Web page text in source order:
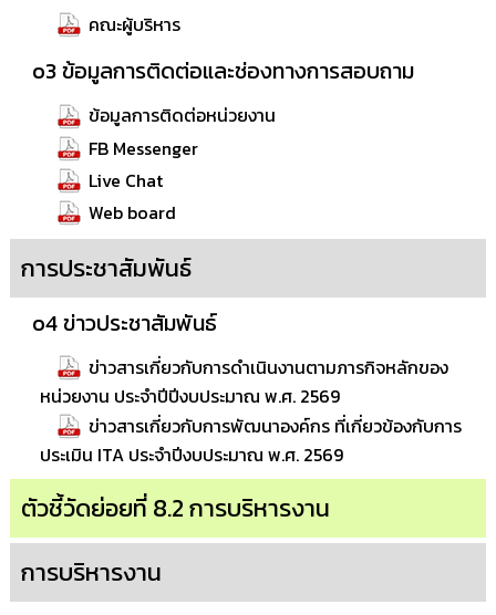
การ
ทุจริต
ดำเนิน
การ
เพื่อ
ป้องกัน
การ
ทุจริต
มาตรการ
ป้องกัน
การ
ทุจริต
การ
ส่ง
เสริม
ความ
โปร่งใส
ท้อง
ถิ่น
ของ
เรา
คณะผู้บริหาร
o3 ข้อมูลการติดต่อและช่องทางการสอบถาม
ข้อมูลการติดต่อหน่วยงาน
FB Messenger
Live Chat
Web board
การประชาสัมพันธ์
o4 ข่าวประชาสัมพันธ์
ข่าวสารเกี่ยวกับการดำเนินงานตามภารกิจหลักของ
หน่วยงาน ประจำปีปีงบประมาณ พ.ศ. 2569
ข่าวสารเกี่ยวกับการพัฒนาองค์กร ที่เกี่ยวข้องกับการ
ประเมิน ITA ประจำปีงบประมาณ พ.ศ. 2569
ตัวชี้วัดย่อยที่ 8.2 การบริหารงาน
การบริหารงาน